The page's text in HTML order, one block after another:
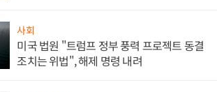
사회
미국 법원 "트럼프 정부 풍력 프로젝트 동결
조치는 위법", 해제 명령 내려